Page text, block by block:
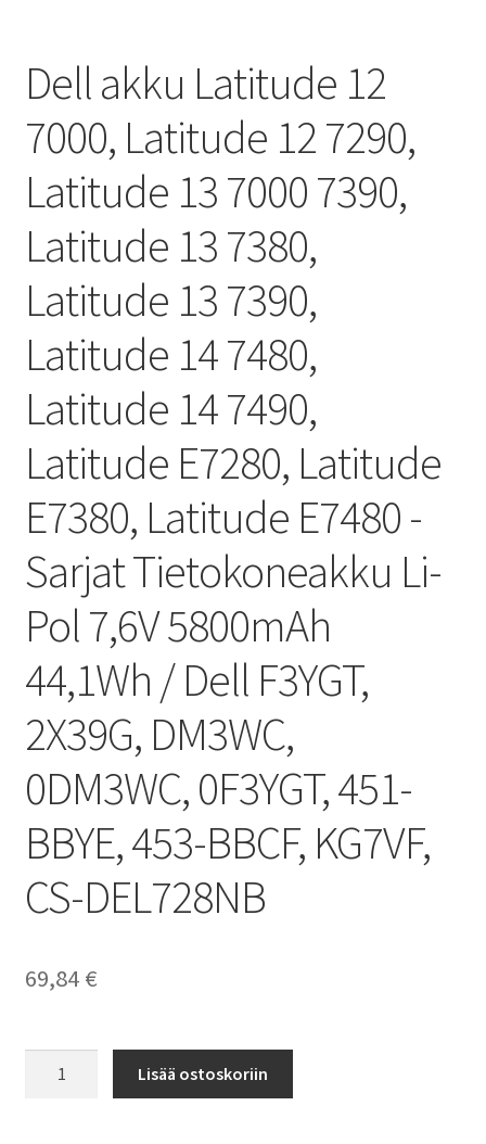
Dell akku Latitude 12
7000, Latitude 12 7290,
Latitude 13 7000 7390,
Latitude 13 7380,
Latitude 13 7390,
Latitude 14 7480,
Latitude 14 7490,
Latitude E7280, Latitude
E7380, Latitude E7480 -
Sarjat Tietokoneakku Li-
Pol 7,6V 5800mAh
44,1Wh / Dell F3YGT,
2X39G, DM3WC,
0DM3WC, 0F3YGT, 451-
BBYE, 453-BBCF, KG7VF,
CS-DEL728NB
69,84 €
Lisää ostoskoriin